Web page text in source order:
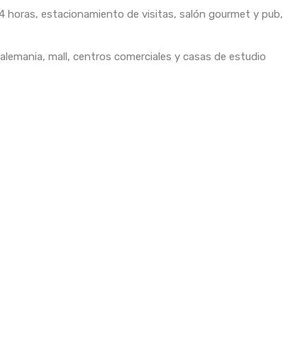
horas, estacionamiento de visitas, salón gourmet y pub,
mall, centros comerciales y casas de estudio